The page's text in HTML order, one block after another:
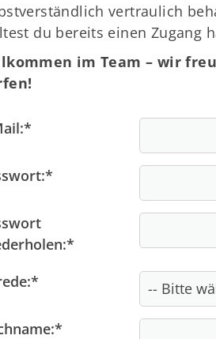
vertraulich
du bereits einen Zugang
im Team – wir
*
*
*
*
*
Fragen & Antworten